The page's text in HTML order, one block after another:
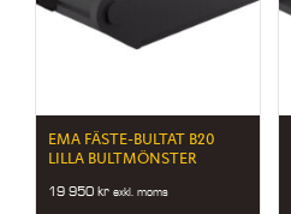
EMA FÄSTE-BULTAT B20
LILLA BULTMÖNSTER
19 950kr exkl. moms